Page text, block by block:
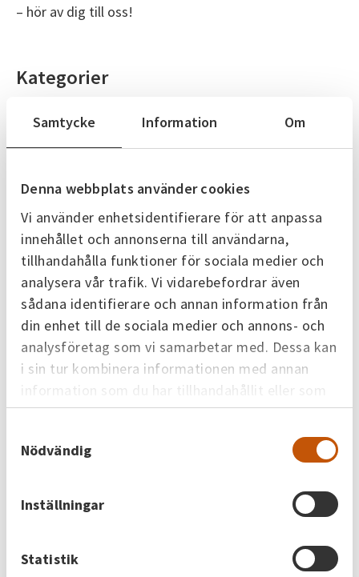
Samtycke Information Om
Denna webbplats använder cookies
Vi använder enhetsidentifierare för att anpassa
innehållet och annonserna till användarna,
tillhandahålla funktioner för sociala medier och
analysera vår trafik. Vi vidarebefordrar även
sådana identifierare och annan information från
din enhet till de sociala medier och annons- och
analysföretag som vi samarbetar med. Dessa kan
i sin tur kombinera informationen med annan
information som du har tillhandahållit eller som
de har samlat in när du har använt deras tjänster.
Nödvändig
Inställningar
Statistik
– hör av dig till oss!
Kategorier
Alla nyheter
7 juli 2026
Skövdebostäder vill ta tillvara på
energin
Möt en av våra kunder. På Skövdebostäder jobbar
man metodiskt med energi i sina fastigheter. Det
handlar inte om att hitta en universallösning som
passar i alla hus – men om att få ut mesta möjliga
till den enskilda fastigheten. Från dåtidens